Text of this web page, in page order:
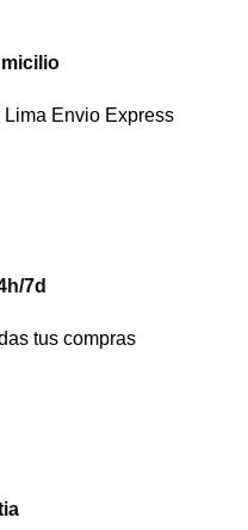
Envio Express
7d
tus compras